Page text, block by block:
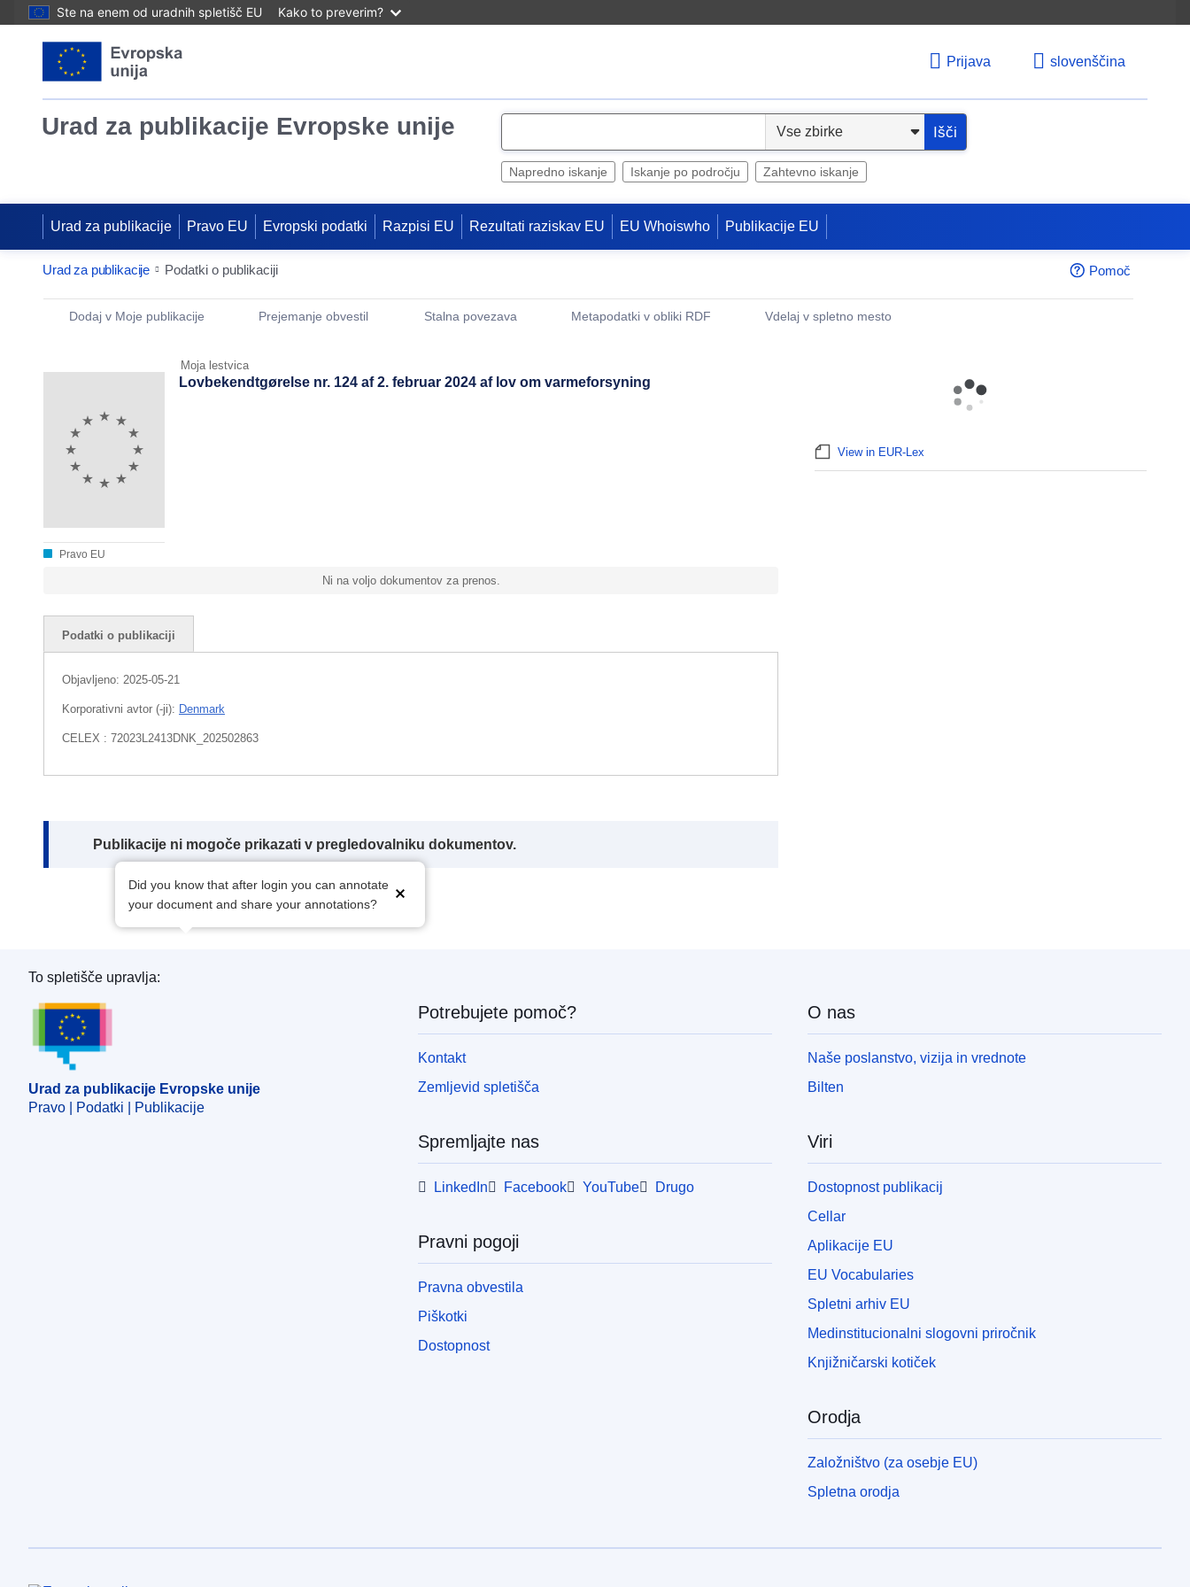
Ste na enem od uradnih spletišč EU Kako to preverim?
Prijava slovenščina
Urad za publikacije Evropske unije
e
Išči
Napredno iskanje Iskanje po področju Zahtevno iskanje
Urad za publikacije Pravo EU Evropski podatki Razpisi EU Rezultati raziskav EU EU Whoiswho Publikacije EU
Urad za publikacije Podatki o publikaciji Pomoč
Publication Detail Actions Portlet
Dodaj v Moje publikacije Prejemanje obvestil Stalna povezava
Metapodatki v obliki RDF
Vdelaj v spletno mesto
Moja lestvica
Pravo EU
Lovbekendtgørelse nr. 124 af 2. februar 2024 af lov om varmeforsyning
Ni na voljo dokumentov za prenos.
Podatki o publikaciji
Objavljeno: 2025-05-21
Korporativni avtor (-ji): Denmark
CELEX : 72023L2413DNK_202502863
Note:
Publikacije ni mogoče prikazati v pregledovalniku dokumentov.
Did you know that after login you can annotate
your document and share your annotations?
View in EUR-Lex
Urad za publikacije Evropske unije
To spletišče upravlja:
Urad za publikacije Evropske unije
Pravo | Podatki | Publikacije
Potrebujete pomoč?
Kontakt
Zemljevid spletišča
Spremljajte nas
LinkedIn Facebook YouTube Drugo
Pravni pogoji
Pravna obvestila
Piškotki
Dostopnost
O nas
Naše poslanstvo, vizija in vrednote
Bilten
Viri
Dostopnost publikacij
Cellar
Aplikacije EU
EU Vocabularies
Spletni arhiv EU
Medinstitucionalni slogovni priročnik
Knjižničarski kotiček
Orodja
Založništvo (za osebje EU)
Spletna orodja